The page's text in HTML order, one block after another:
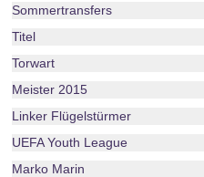
Sommertransfers
Titel
Torwart
Meister 2015
Linker Flügelstürmer
UEFA Youth League
Marko Marin